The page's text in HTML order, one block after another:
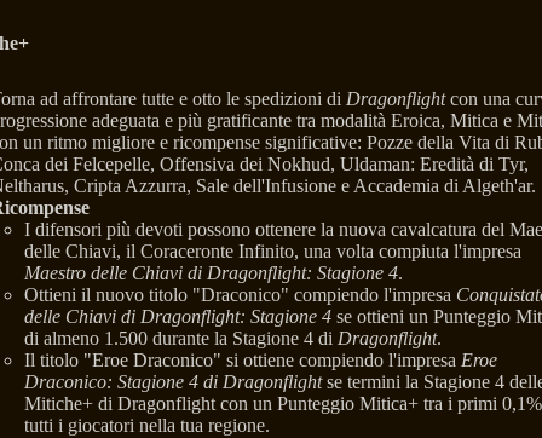
ad affrontare tutte e otto le spedizioni di Dragonflightcon una
adeguata e più gratificante tra modalità Eroica, Mitica e
un ritmo migliore e ricompense significative: Pozze della Vita di
dei Felcepelle, Offensiva dei Nokhud, Uldaman: Eredità di Tyr,
Cripta Azzurra, Sale dell'Infusione e Accademia di Algeth'ar.
I difensori più devoti possono ottenere la nuova cavalcatura del
delle Chiavi, il Coraceronte Infinito, una volta compiuta l'impresa
Maestro delle Chiavi di Dragonflight: Stagione 4.
Ottieni il nuovo titolo "Draconico" compiendo l'impresa
delle Chiavi di Dragonflight: Stagione 4se ottieni un Punteggio
di almeno 1.500 durante la Stagione 4 di Dragonflight.
Il titolo "Eroe Draconico" si ottiene compiendo l'impresa Eroe
Draconico: Stagione 4 di Dragonflightse termini la Stagione 4
Mitiche+ di Dragonflight con un Punteggio Mitica+ tra i primi
tutti i giocatori nella tua regione.